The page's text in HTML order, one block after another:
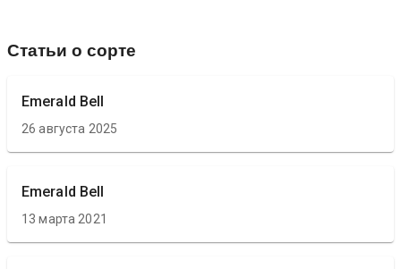
Статьи о сорте
Emerald Bell
26 августа 2025
Emerald Bell
13 марта 2021